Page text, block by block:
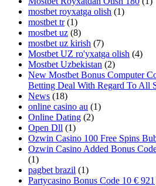
mostbet royxatga olish (1)
mostbet tr(1)
mostbet uz (8)
mostbet uz kirish (7)
Mostbet UZ ro'yxatga olish (4)
Mostbet Uzbekistan (2)
New Mostbet Bonus Computer
Betting Deal With Regard To All
News (18)
online casino au (1)
Online Dating (2)
Open Dll (1)
Ozwin Casino 100 Free Spins
Ozwin Casino Added Bonus
(1)
pagbet brazil (1)
Partycasino Bonus Code 10 € 921